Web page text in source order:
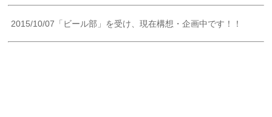
2015/10/07「ビール部」を受け、現在構想・企画中です！！